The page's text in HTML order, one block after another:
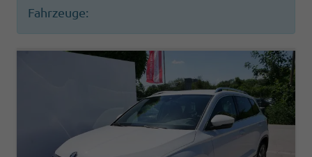
Fahrzeuge: